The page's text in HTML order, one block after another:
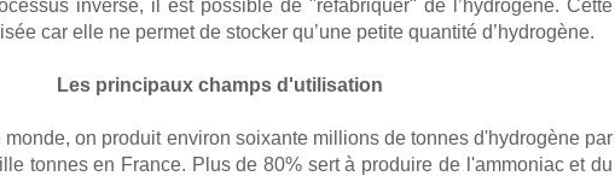
inverse, il est possible de "refabriquer" de l’hydrogène. Cette
car elle ne permet de stocker qu’une petite quantité d’hydrogène.
Les principaux champs d'utilisation
monde, on produit environ soixante millions de tonnes d'hydrogène par
tonnes en France. Plus de 80% sert à produire de l'ammoniac et du